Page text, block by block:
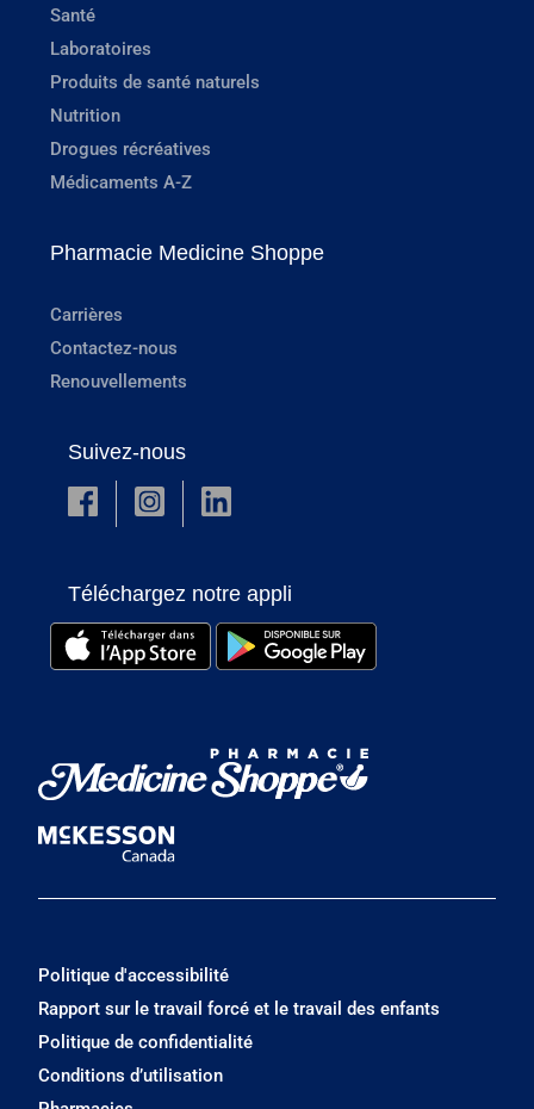
Santé
Laboratoires
Produits de santé naturels
Nutrition
Drogues récréatives
Médicaments A-Z
Pharmacie Medicine Shoppe
Carrières
Contactez-nous
Renouvellements
Suivez-nous
Téléchargez notre appli
Politique d'accessibilité
Rapport sur le travail forcé et le travail des enfants
Politique de confidentialité
Conditions d’utilisation